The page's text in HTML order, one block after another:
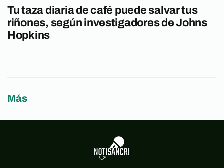
Tu taza diaria de café puede salvar tus
riñones, según investigadores de Johns
Hopkins
Más